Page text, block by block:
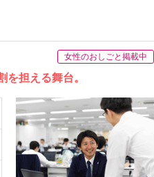
女性のおしごと掲載中
担える舞台。